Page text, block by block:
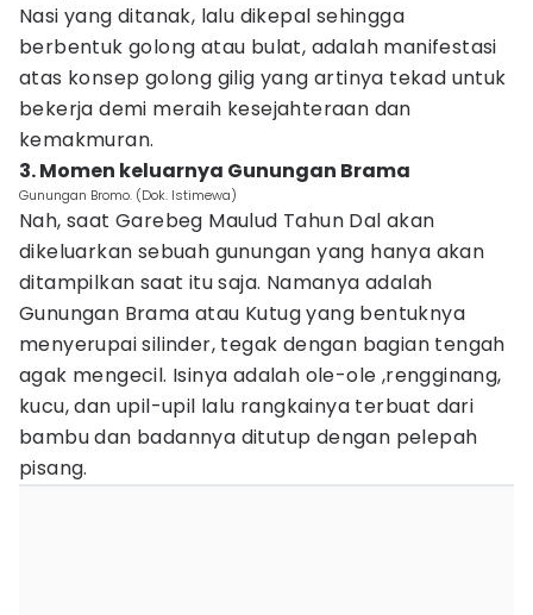
Nasi yang ditanak, lalu dikepal sehingga
berbentuk golong atau bulat, adalah manifestasi
atas konsep golong gilig yang artinya tekad untuk
bekerja demi meraih kesejahteraan dan
kemakmuran.
3. Momen keluarnya Gunungan Brama
Gunungan Bromo. (Dok. Istimewa)
Nah, saat Garebeg Maulud Tahun Dal akan
dikeluarkan sebuah gunungan yang hanya akan
ditampilkan saat itu saja. Namanya adalah
Gunungan Brama atau Kutug yang bentuknya
menyerupai silinder, tegak dengan bagian tengah
agak mengecil. Isinya adalah ole-ole ,rengginang,
kucu, dan upil-upil lalu rangkainya terbuat dari
bambu dan badannya ditutup dengan pelepah
pisang.